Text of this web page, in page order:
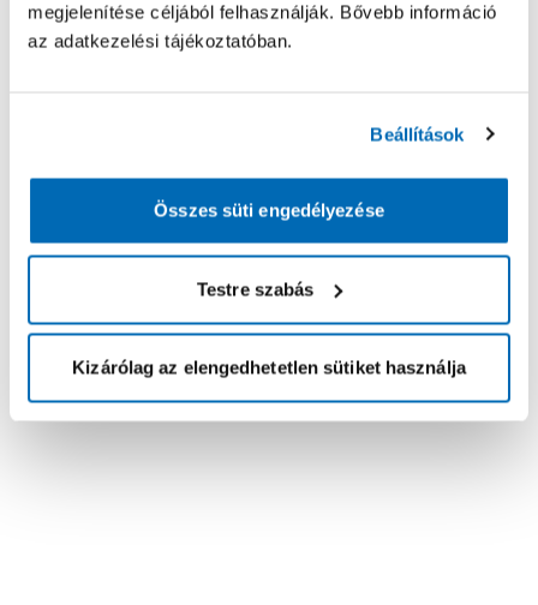
megjelenítése céljából felhasználják. Bővebb információ
az adatkezelési tájékoztatóban.
Beállítások
Összes süti engedélyezése
Testre szabás
Kizárólag az elengedhetetlen sütiket használja